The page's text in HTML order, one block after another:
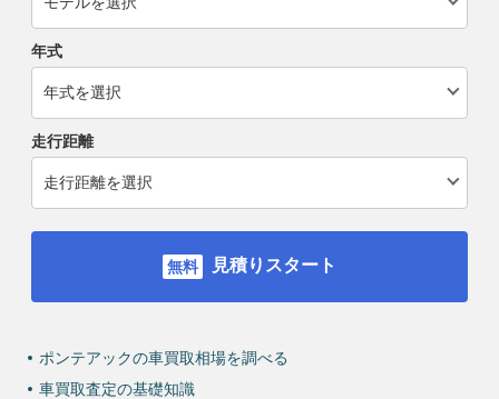
年式
走行距離
見積りスタート
ポンテアックの車買取相場を調べる
車買取査定の基礎知識